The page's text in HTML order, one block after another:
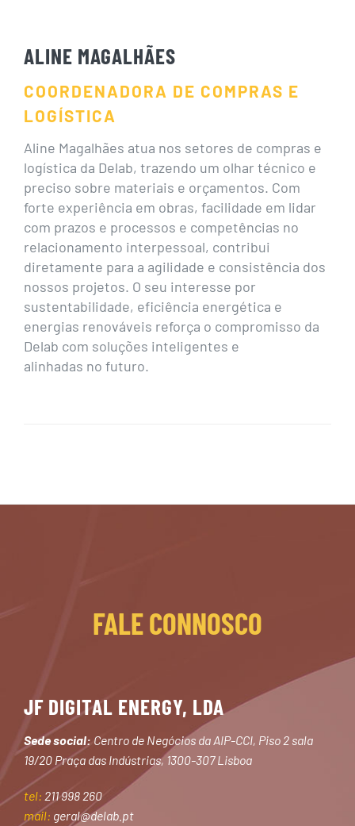
ALINE MAGALHÃES
COORDENADORA DE COMPRAS E
LOGÍSTICA
Aline Magalhães atua nos setores de compras e
logística da Delab, trazendo um olhar técnico e
preciso sobre materiais e orçamentos. Com
forte experiência em obras, facilidade em lidar
com prazos e processos e competências no
relacionamento interpessoal, contribui
diretamente para a agilidade e consistência dos
nossos projetos. O seu interesse por
sustentabilidade, eficiência energética e
energias renováveis reforça o compromisso da
Delab com soluções inteligentes e
alinhadas no futuro.
FALE CONNOSCO
JF DIGITAL ENERGY, LDA
Sede social: Centro de Negócios da AIP-CCI, Piso 2 sala
19/20 Praça das Indústrias, 1300-307 Lisboa
tel: 211 998 260
mail: geral@delab.pt